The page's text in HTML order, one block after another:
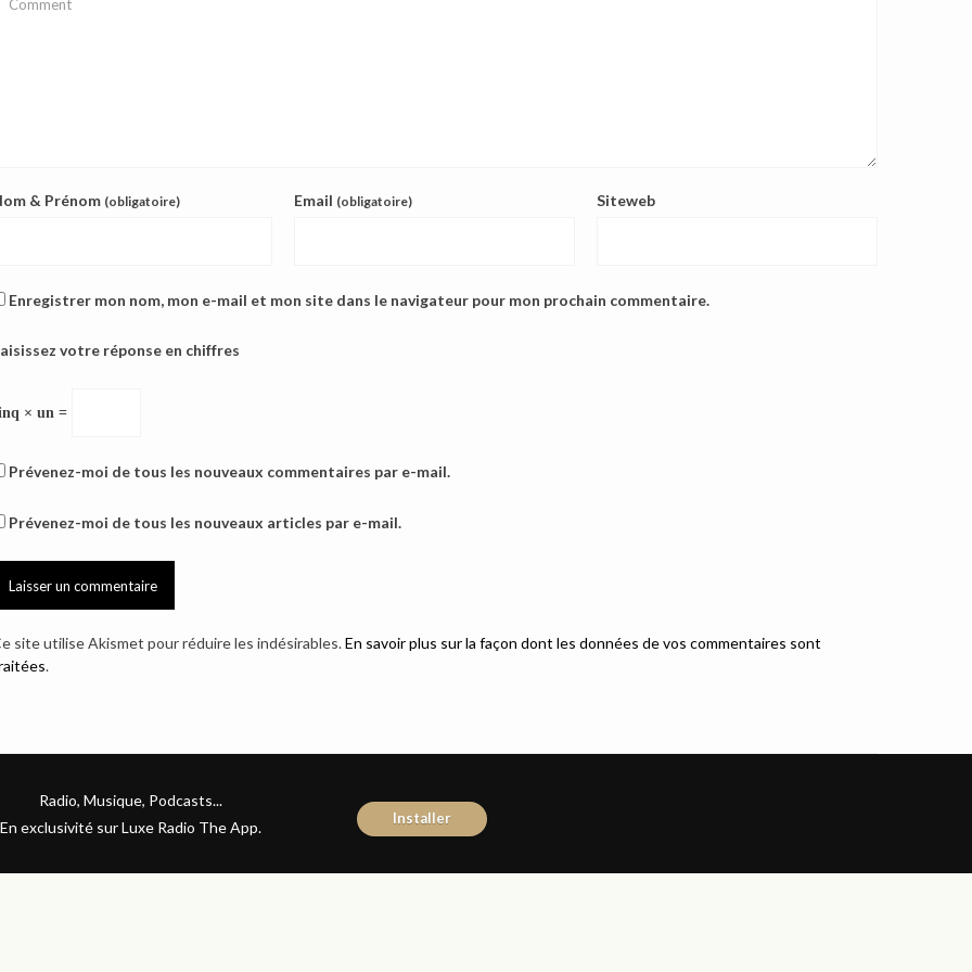
& Prénom (obligatoire) Email (obligatoire) Siteweb
Enregistrer mon nom, mon e-mail et mon site dans le navigateur pour mon prochain commentaire.
votre réponse en chiffres
× un =
Prévenez-moi de tous les nouveaux commentaires par e-mail.
Prévenez-moi de tous les nouveaux articles par e-mail.
site utilise Akismet pour réduire les indésirables.En savoir plus sur la façon dont les données de vos commentaires sont
.
Radio, Musique, Podcasts...
En exclusivité sur Luxe Radio The App.
Installer